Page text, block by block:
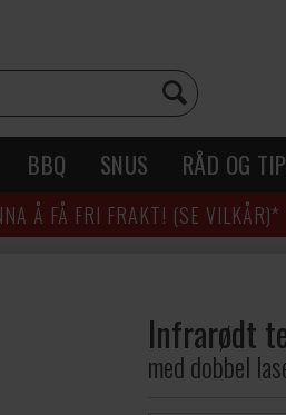
BBQ SNUS RÅD OG
Å FÅ FRI FRAKT! (SE VILKÅR)*
Infrarødt
med dobbel